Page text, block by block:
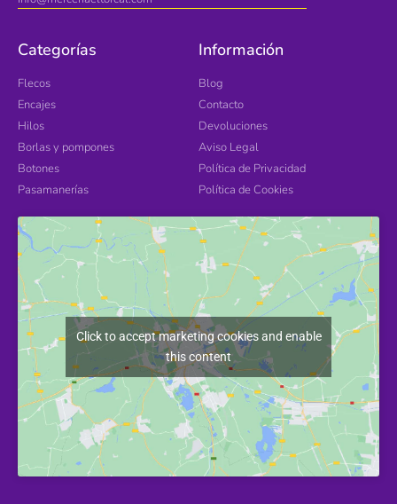
Categorías
Flecos
Encajes
Hilos
Borlas y pompones
Botones
Pasamanerías
Información
Blog
Contacto
Devoluciones
Aviso Legal
Política de Privacidad
Política de Cookies
Click to accept marketing cookies and enable
this content